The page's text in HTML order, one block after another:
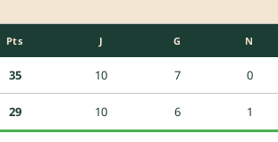
Pts J G N
35 10 7 0
29 10 6 1